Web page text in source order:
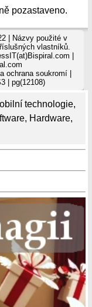
technologie,
, Hardware,
pozastaveno.
| Názvy použité v
vlastníků.
|
ochrana soukromí|
| pg(12108)